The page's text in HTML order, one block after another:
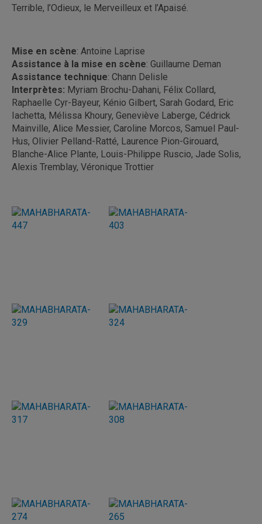
Terrible, l’Odieux, le Merveilleux et l’Apaisé.
Mise en scène: Antoine Laprise
Assistance à la mise en scène: Guillaume Deman
Assistance technique: Chann Delisle
Interprètes: Myriam Brochu-Dahani, Félix Collard,
Raphaelle Cyr-Bayeur, Kénio Gilbert, Sarah Godard, Eric
Iachetta, Mélissa Khoury, Geneviève Laberge, Cédrick
Mainville, Alice Messier, Caroline Morcos, Samuel Paul-
Hus, Olivier Pelland-Ratté, Laurence Pion-Girouard,
Blanche-Alice Plante, Louis-Philippe Ruscio, Jade Solis,
Alexis Tremblay, Véronique Trottier